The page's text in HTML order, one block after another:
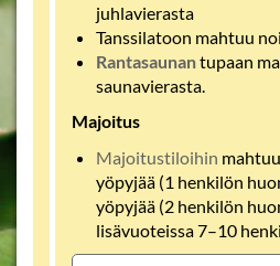
juhlavierasta
Tanssilatoon mahtuu
Rantasaunantupaan
saunavierasta.
Majoitus
Majoitustiloihin
yöpyjää (1 henkilön
yöpyjää (2 henkilön
lisävuoteissa 7–10